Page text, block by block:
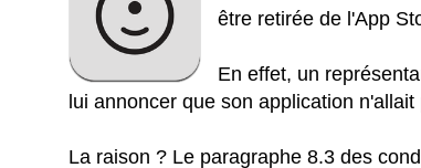
être retirée de l'App
En effet, un
lui annoncer que son application
La raison ? Le paragraphe 8.3 des